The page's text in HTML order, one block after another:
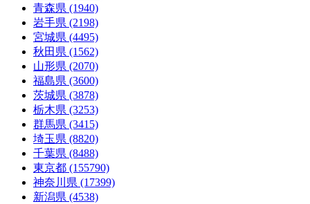
青森県 (1940)
岩手県 (2198)
宮城県 (4495)
秋田県 (1562)
山形県 (2070)
福島県 (3600)
茨城県 (3878)
栃木県 (3253)
群馬県 (3415)
埼玉県 (8820)
千葉県 (8488)
東京都 (155790)
神奈川県 (17399)
新潟県 (4538)